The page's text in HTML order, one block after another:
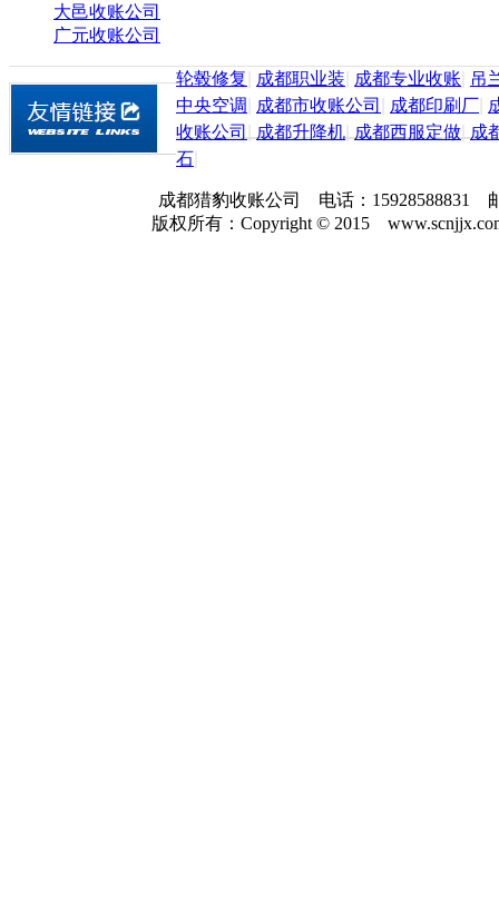
大邑收账公司
广元收账公司
轮毂修复 成都职业装 成都专业收账
吊
中央空调
成都市收账公司 成都印刷厂
收账公司
成都升降机 成都西服定做 成
石
成都猎豹收账公司 电话：15928588831
版权所有：Copyright © 2015